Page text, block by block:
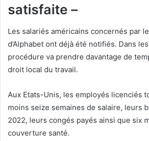
satisfaite –
Les salariés américains concernés par
d’Alphabet ont déjà été notifiés. Dans
procédure va prendre davantage de
droit local du travail.
Aux Etats-Unis, les employés licenciés
moins seize semaines de salaire, leurs
2022, leurs congés payés ainsi que six
couverture santé.